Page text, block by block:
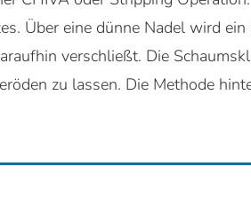
Über eine dünne Nadel wird
verschließt. Die
zu lassen. Die Methode